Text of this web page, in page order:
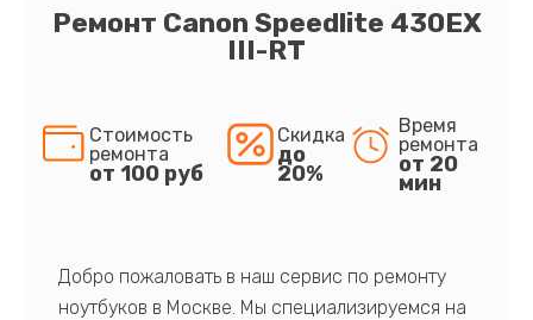
Ремонт Canon Speedlite 430EX
III-RT
Стоимость
ремонта
от 100 руб
Скидка
до
20%
Время
ремонта
от 20
мин
Добро пожаловать в наш сервис по ремонту
ноутбуков в Москве. Мы специализируемся на